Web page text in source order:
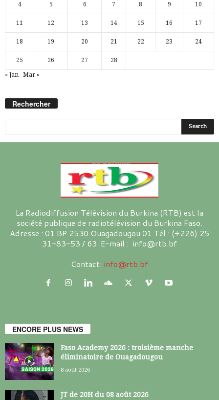
4 5 6 7 8 9 10
11 12 13 14 15 16 17
18 19 20 21 22 23 24
25 26 27 28
« Jan Mar »
Rechercher
La Radiodiffusion Télévision du Burkina (RTB) est la
société publique de radiotélévision du Burkina Faso.
Adresse : 01 BP 2530 Ouagadougou 01 Tél : (+226) 25
31-83-53 / 63 E-mail : info@rtb.bf
Contact: info@rtb.bf
ENCORE PLUS NEWS
Faso Academy 2026 : troisième manche
éliminatoire de Ouagadougou
8 août 2026
JT de 20H du 08 août 2026